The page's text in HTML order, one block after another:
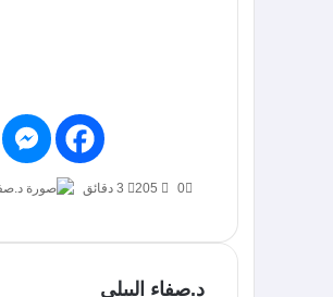
0
د.صفاء البيلي